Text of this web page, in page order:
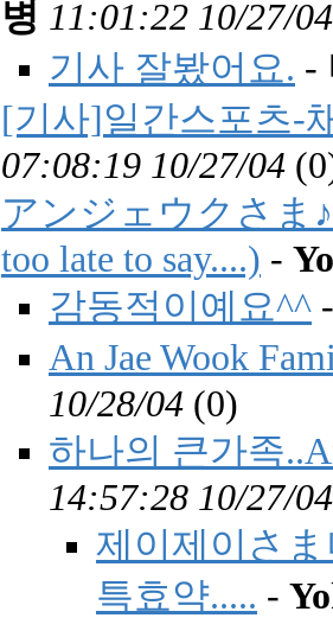
병 11:01:22 10/27/04
기사 잘봤어요. -
[기사]일간스포츠-
07:08:19 10/27/04 (
アンジェウクさま
too late to say....) -
감동적이예요^^
An Jae Wook
10/28/04 (0)
하나의 큰가족
14:57:28 10/27/04
제이제이さ
특효약..... -